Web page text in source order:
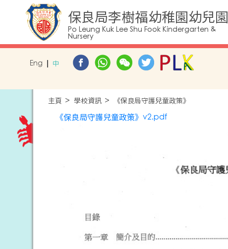
保良局李樹福幼稚園幼兒園
Po Leung Kuk Lee Shu Fook Kindergarten &
Nursery
Eng 中
主頁 學校資訊 《保良局守護兒童政策》
《保良局守護兒童政策》v2.pdf